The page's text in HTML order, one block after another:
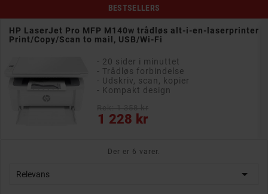
BESTSELLERS
HP LaserJet Pro MFP M140w trådløs alt-i-en-laserprinter
Print/Copy/Scan to mail, USB/Wi-Fi
- 20 sider i minuttet
- Trådløs forbindelse
- Udskriv, scan, kopier
- Kompakt design
1 228 kr
Pris
Der er 6 varer.
Relevans 